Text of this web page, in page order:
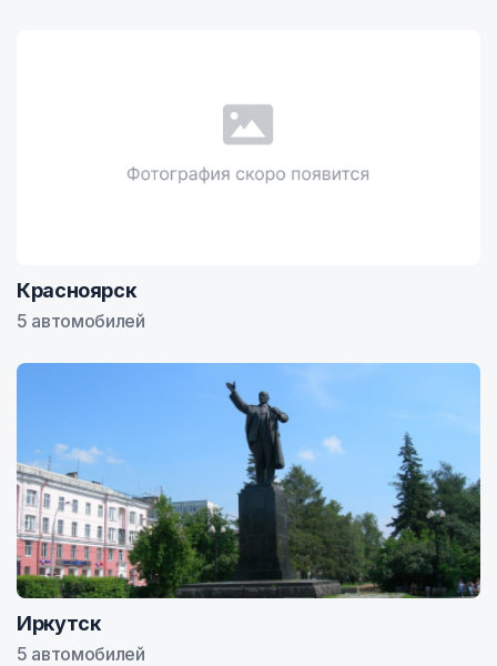
Красноярск
5 автомобилей
Иркутск
5 автомобилей